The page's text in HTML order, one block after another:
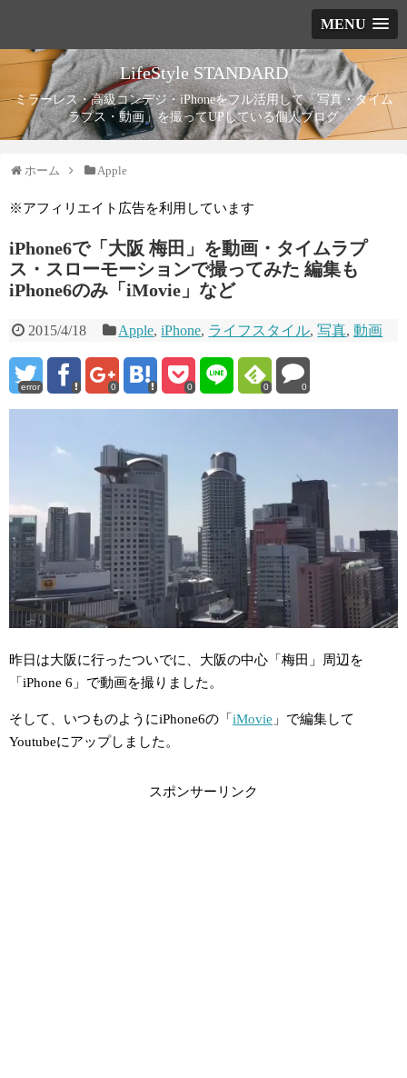
MENU
LifeStyle STANDARD
ミラーレス・高級コンデジ・iPhoneをフル活用して「写真・タイム
ラプス・動画」を撮ってUPしている個人ブログ
ホーム Apple
※アフィリエイト広告を利用しています
iPhone6で「大阪 梅田」を動画・タイムラプ
ス・スローモーションで撮ってみた 編集も
iPhone6のみ「iMovie」など
2015/4/18 Apple,iPhone, ライフスタイル,写真,動画
error 0 0 0 0
昨日は大阪に行ったついでに、大阪の中心「梅田」周辺を
「iPhone 6」で動画を撮りました。
そして、いつものようにiPhone6の「iMovie 」で編集して
Youtubeにアップしました。
スポンサーリンク